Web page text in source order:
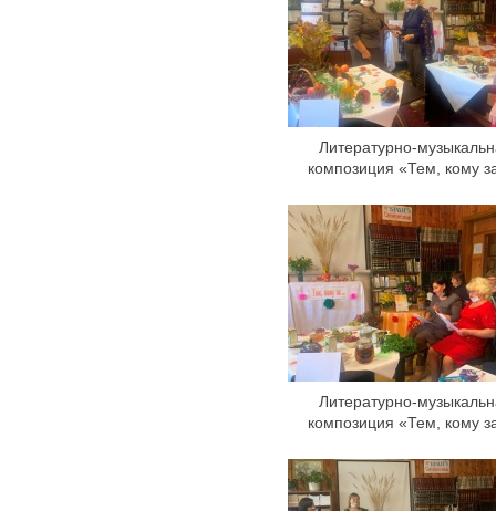
Литературно-
композиция «Тем, кому
Литературно-
композиция «Тем, кому